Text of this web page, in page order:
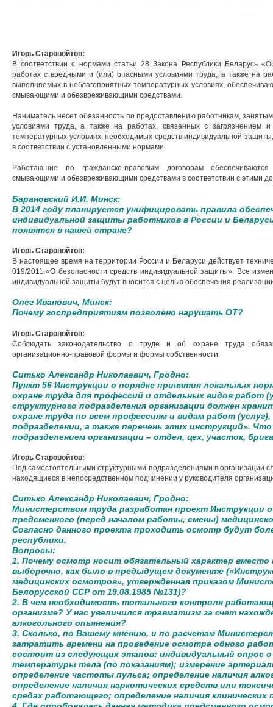
Игорь Старовойтов:
В соответствии с нормами статьи 28 Закона Республики Беларусь
работах с вредными и (или) опасными условиями труда, а также на
выполняемых в неблагоприятных температурных условиях,
смывающими и обезвреживающими средствами.
Наниматель несет обязанность по предоставлению работникам,
условиями труда, а также на работах, связанных с загрязнением
температурных условиях, необходимых средств индивидуальной
в соответствии с установленными нормами.
Работающие по гражданско-правовым договорам
смывающими и обезвреживающими средствами в соответствии с этими
Барановский И.И. Минск:
В 2014 году планируется унифицировать правила
индивидуальной защиты работников в России и
появятся в нашей стране?
Игорь Старовойтов:
В настоящее время на территории России и Беларуси действует
019/2011 «О безопасности средств индивидуальной защиты». Все
индивидуальной защиты будут вносится с целью обеспечения
Олег Иванович, Минск:
Почему госпредприятиям позволено нарушать ОТ?
Игорь Старовойтов:
Соблюдать законодательство о труде и об охране труда
организационно-правовой формы и формы собственности.
Ситько Александр Николаевич, Гродно:
Пункт 56 Инструкции о порядке принятия локальных
охране труда для профессий и отдельных видов работ
структурного подразделения организации должен
охране труда по всем профессиям и видам работ
подразделении, а также перечень этих инструкций».
подразделением организации – отдел, цех, участок,
Игорь Старовойтов:
Под самостоятельными структурными подразделениями в организации
находящиеся в непосредственном подчинении у руководителя
Ситько Александр Николаевич, Гродно:
Министерством труда разработан проект Инструкции о
предсменного (перед началом работы, смены)
Согласно данного проекта проходить осмотр будут
республики.
Вопросы:
1. Почему осмотр носит обязательный характер
выборочно, как было в предыдущем документе
медицинских осмотров», утвержденная приказом
Белорусской ССР от 19.08.1985 №131)?
2. В чем необходимость тотального контроля
организме? У нас увеличился травматизм за счет
алкогольного опьянения?
3. Сколько, по Вашему мнению, и по расчетам
затратить времени на проведение осмотра одного
состоит из следующих этапов: индивидуальный опрос о
температуры тела (по показаниям); измерение
определение частоты пульса; определение наличия
определение наличия наркотических средств или
средах работающего; определение наличия клинических